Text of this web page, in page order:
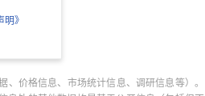
明》
价格信息、市场统计信息、调研信息等）。